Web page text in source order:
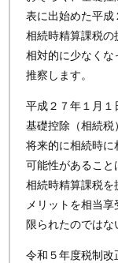
表に出始めた平成
相続時精算課税の
相対的に少なくな
推察します。
平成２７年１月１
基礎控除（相続税
将来的に相続時に
可能性があるこ
相続時精算課税を
メリットを相当
限られたのではな
令和５年度税制改